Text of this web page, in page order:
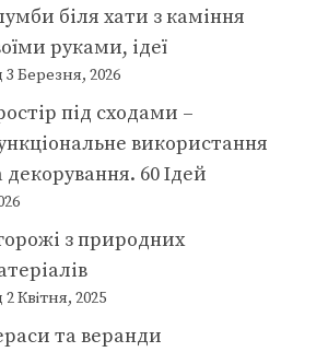
біля хати з каміння
руками, ідеї
3 Березня, 2026
під сходами –
використання
декорування. 60 Ідей
з природних
2 Квітня, 2025
та веранди